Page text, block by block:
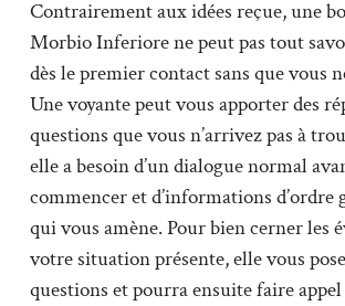
Contrairement aux idées reçue, une
Morbio Inferiore ne peut pas tout
dès le premier contact sans que vous
Une voyante peut vous apporter des
questions que vous n’arrivez pas à
elle a besoin d’un dialogue normal
commencer et d’informations d’ordre
qui vous amène. Pour bien cerner les
votre situation présente, elle vous
questions et pourra ensuite faire appel